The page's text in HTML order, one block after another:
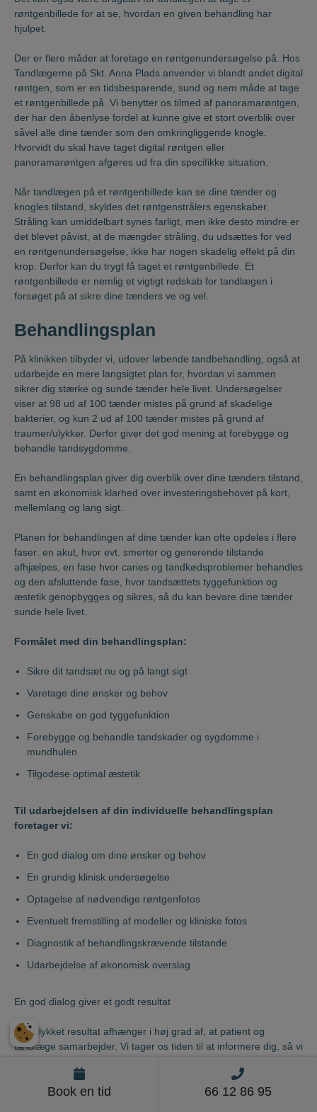
røntgenbillede for at se, hvordan en given behandling har
hjulpet.
Der er flere måder at foretage en røntgenundersøgelse på. Hos
Tandlægerne på Skt. Anna Plads anvender vi blandt andet digital
røntgen, som er en tidsbesparende, sund og nem måde at tage
et røntgenbillede på. Vi benytter os tilmed af panoramarøntgen,
der har den åbenlyse fordel at kunne give et stort overblik over
såvel alle dine tænder som den omkringliggende knogle.
Hvorvidt du skal have taget digital røntgen eller
panoramarøntgen afgøres ud fra din specifikke situation.
Når tandlægen på et røntgenbillede kan se dine tænder og
knogles tilstand, skyldes det røntgenstrålers egenskaber.
Stråling kan umiddelbart synes farligt, men ikke desto mindre er
det blevet påvist, at de mængder stråling, du udsættes for ved
en røntgenundersøgelse, ikke har nogen skadelig effekt på din
krop. Derfor kan du trygt få taget et røntgenbillede. Et
røntgenbillede er nemlig et vigtigt redskab for tandlægen i
forsøget på at sikre dine tænders ve og vel.
Behandlingsplan
På klinikken tilbyder vi, udover løbende tandbehandling, også at
udarbejde en mere langsigtet plan for, hvordan vi sammen
sikrer dig stærke og sunde tænder hele livet. Undersøgelser
viser at 98 ud af 100 tænder mistes på grund af skadelige
bakterier, og kun 2 ud af 100 tænder mistes på grund af
traumer/ulykker. Derfor giver det god mening at forebygge og
behandle tandsygdomme.
En behandlingsplan giver dig overblik over dine tænders tilstand,
samt en økonomisk klarhed over investeringsbehovet på kort,
mellemlang og lang sigt.
Planen for behandlingen af dine tænder kan ofte opdeles i flere
faser: en akut, hvor evt. smerter og generende tilstande
afhjælpes, en fase hvor caries og tandkødsproblemer behandles
og den afsluttende fase, hvor tandsættets tyggefunktion og
æstetik genopbygges og sikres, så du kan bevare dine tænder
sunde hele livet.
Formålet med din behandlingsplan:
Sikre dit tandsæt nu og på langt sigt
Varetage dine ønsker og behov
Genskabe en god tyggefunktion
Forebygge og behandle tandskader og sygdomme i
mundhulen
Tilgodese optimal æstetik
Til udarbejdelsen af din individuelle behandlingsplan
foretager vi:
En god dialog om dine ønsker og behov
En grundig klinisk undersøgelse
Optagelse af nødvendige røntgenfotos
Eventuelt fremstilling af modeller og kliniske fotos
Diagnostik af behandlingskrævende tilstande
Udarbejdelse af økonomisk overslag
En god dialog giver et godt resultat
Et vellykket resultat afhænger i høj grad af, at patient og
tandlæge samarbejder. Vi tager os tiden til at informere dig, så vi
også vejledning om, hvad du selv kan gøre for, at vi sammen
opnår et godt resultat.
Book en tid 66 12 86 95